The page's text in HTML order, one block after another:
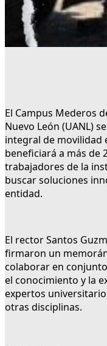
El Campus Mederos
Nuevo León (UANL)
integral de movilidad
beneficiará a más de
trabajadores de la
buscar soluciones
entidad.
El rector Santos
firmaron un
colaborar en
el conocimiento y la
expertos
otras disciplinas.